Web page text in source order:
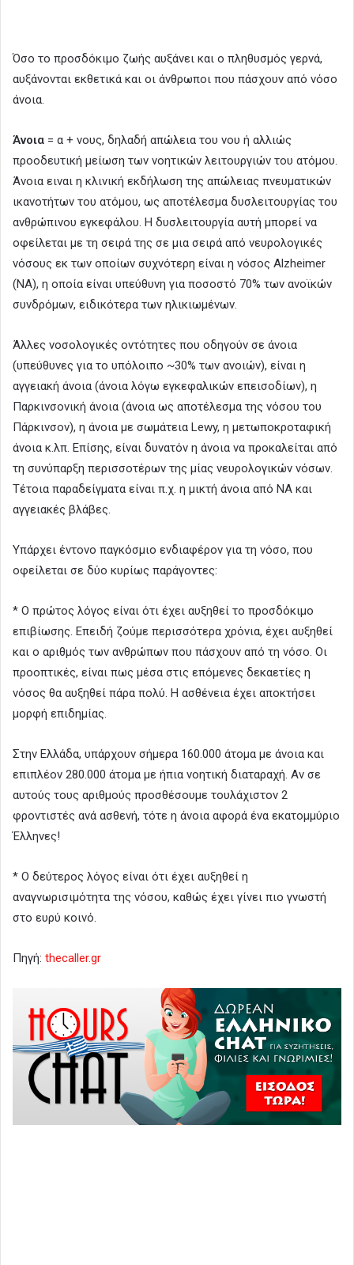
Όσο το προσδόκιμο ζωής αυξάνει και ο πληθυσμός γερνά,
αυξάνονται εκθετικά και οι άνθρωποι που πάσχουν από νόσο
άνοια.
Άνοια = α + νους, δηλαδή απώλεια του νου ή αλλιώς
προοδευτική μείωση των νοητικών λειτουργιών του ατόμου.
Άνοια ειναι η κλινική εκδήλωση της απώλειας πνευματικών
ικανοτήτων του ατόμου, ως αποτέλεσμα δυσλειτουργίας του
ανθρώπινου εγκεφάλου. Η δυσλειτουργία αυτή μπορεί να
οφείλεται με τη σειρά της σε μια σειρά από νευρολογικές
νόσους εκ των οποίων συχνότερη είναι η νόσος Alzheimer
(ΝΑ), η οποία είναι υπεύθυνη για ποσοστό 70% των ανοϊκών
συνδρόμων, ειδικότερα των ηλικιωμένων.
Άλλες νοσολογικές οντότητες που οδηγούν σε άνοια
(υπεύθυνες για το υπόλοιπο ~30% των ανοιών), είναι η
αγγειακή άνοια (άνοια λόγω εγκεφαλικών επεισοδίων), η
Παρκινσονική άνοια (άνοια ως αποτέλεσμα της νόσου του
Πάρκινσον), η άνοια με σωμάτεια Lewy, η μετωποκροταφική
άνοια κ.λπ. Επίσης, είναι δυνατόν η άνοια να προκαλείται από
τη συνύπαρξη περισσοτέρων της μίας νευρολογικών νόσων.
Τέτοια παραδείγματα είναι π.χ. η μικτή άνοια από ΝΑ και
αγγειακές βλάβες.
Υπάρχει έντονο παγκόσμιο ενδιαφέρον για τη νόσο, που
οφείλεται σε δύο κυρίως παράγοντες:
* Ο πρώτος λόγος είναι ότι έχει αυξηθεί το προσδόκιμο
επιβίωσης. Επειδή ζούμε περισσότερα χρόνια, έχει αυξηθεί
και ο αριθμός των ανθρώπων που πάσχουν από τη νόσο. Οι
προοπτικές, είναι πως μέσα στις επόμενες δεκαετίες η
νόσος θα αυξηθεί πάρα πολύ. Η ασθένεια έχει αποκτήσει
μορφή επιδημίας.
Στην Ελλάδα, υπάρχουν σήμερα 160.000 άτομα με άνοια και
επιπλέον 280.000 άτομα με ήπια νοητική διαταραχή. Αν σε
αυτούς τους αριθμούς προσθέσουμε τουλάχιστον 2
φροντιστές ανά ασθενή, τότε η άνοια αφορά ένα εκατομμύριο
Έλληνες!
* Ο δεύτερος λόγος είναι ότι έχει αυξηθεί η
αναγνωρισιμότητα της νόσου, καθώς έχει γίνει πιο γνωστή
στο ευρύ κοινό.
Πηγή: thecaller.gr